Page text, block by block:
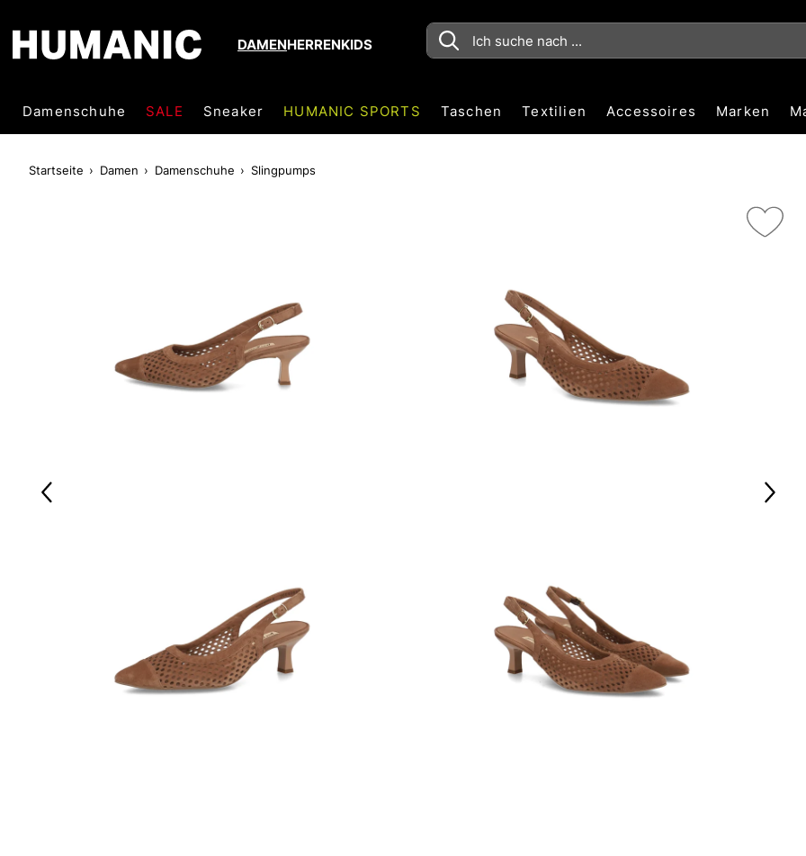
DAMENHERRENKIDS
Damenschuhe SALE Sneaker HUMANIC SPORTS Taschen Textilien Accessoires Marken
Startseite Damen Damenschuhe Slingpumps